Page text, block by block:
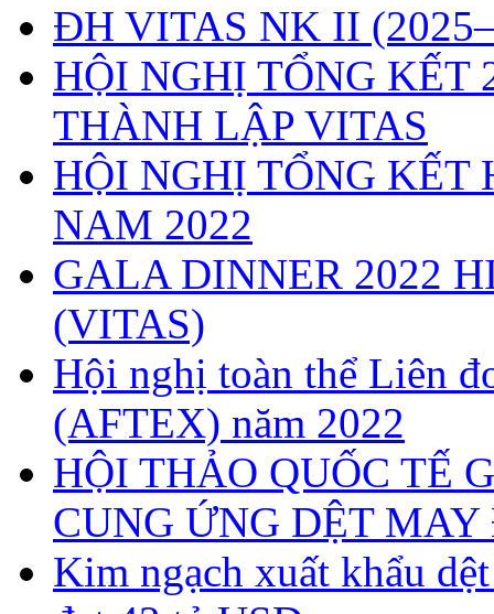
ĐH VITAS NK II
HỘI NGHỊ TỔNG
THÀNH LẬP VITAS
HỘI NGHỊ TỔNG KẾT
NAM 2022
GALA DINNER 2022
(VITAS)
Hội nghị toàn thể Liên
(AFTEX) năm 2022
HỘI THẢO QUỐC TẾ
CUNG ỨNG DỆT
Kim ngạch xuất khẩu